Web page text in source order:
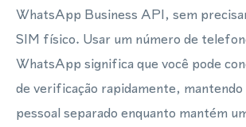
WhatsApp Business API, sem
SIM físico. Usar um número de
WhatsApp significa que você pode
de verificação rapidamente, mantendo
pessoal separado enquanto mantém